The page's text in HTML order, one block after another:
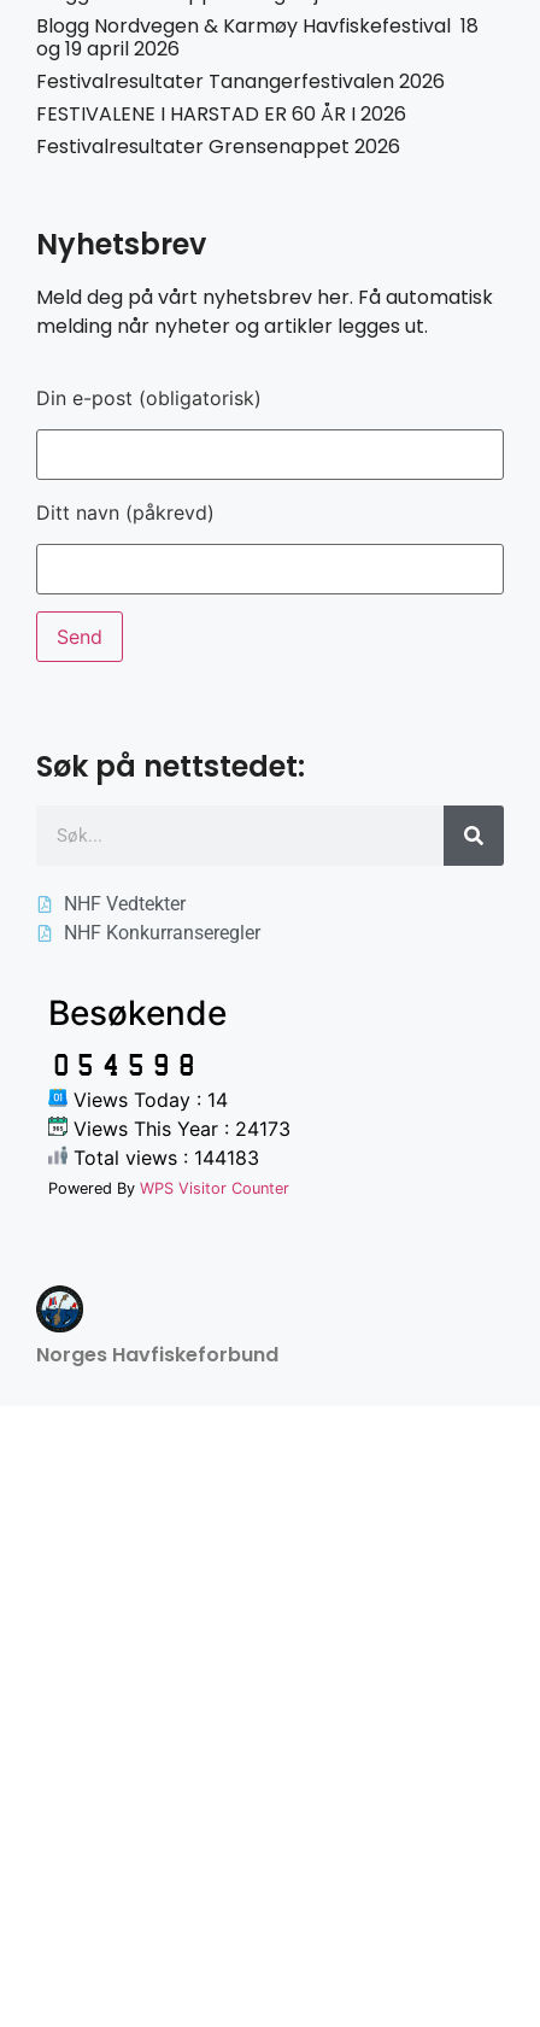
Blogg Nordvegen & Karmøy Havfiskefestival 18
og 19 april 2026
Festivalresultater Tanangerfestivalen 2026
FESTIVALENE I HARSTAD ER 60 ÅR I 2026
Festivalresultater Grensenappet 2026
Nyhetsbrev
Meld deg på vårt nyhetsbrev her. Få automatisk
melding når nyheter og artikler legges ut.
Din e-post (obligatorisk)
Ditt navn (påkrevd)
Søk på nettstedet:
NHF Vedtekter
NHF Konkurranseregler
Besøkende
Views Today : 14
Views This Year : 24173
Total views : 144183
Powered By WPS Visitor Counter
Norges Havfiskeforbund